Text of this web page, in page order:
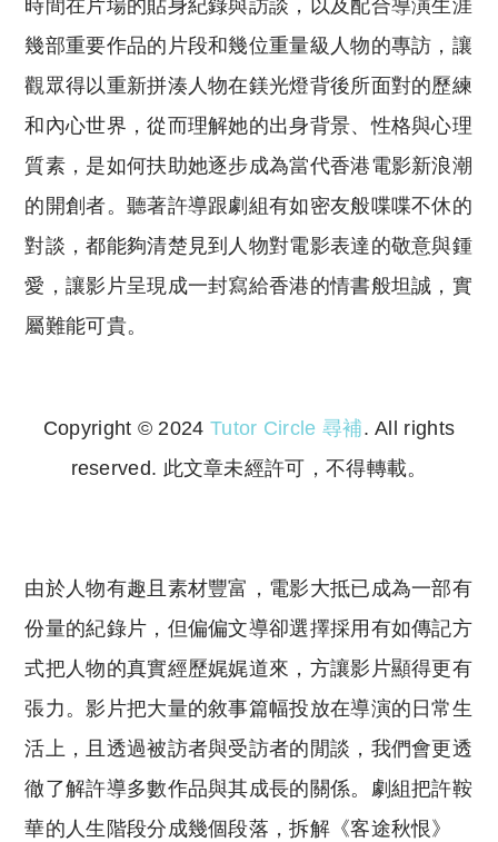
時間在片場的貼身紀錄與訪談，以及配合導演生涯
幾部重要作品的片段和幾位重量級人物的專訪，讓
觀眾得以重新拼湊人物在鎂光燈背後所面對的歷練
和內心世界，從而理解她的出身背景、性格與心理
質素，是如何扶助她逐步成為當代香港電影新浪潮
的開創者。聽著許導跟劇組有如密友般喋喋不休的
對談，都能夠清楚見到人物對電影表達的敬意與鍾
愛，讓影片呈現成一封寫給香港的情書般坦誠，實
屬難能可貴。
Copyright © 2024 Tutor Circle 尋補. All rights
reserved. 此文章未經許可，不得轉載。
由於人物有趣且素材豐富，電影大抵已成為一部有
份量的紀錄片，但偏偏文導卻選擇採用有如傳記方
式把人物的真實經歷娓娓道來，方讓影片顯得更有
張力。影片把大量的敘事篇幅投放在導演的日常生
活上，且透過被訪者與受訪者的閒談，我們會更透
徹了解許導多數作品與其成長的關係。劇組把許鞍
華的人生階段分成幾個段落，拆解《客途秋恨》